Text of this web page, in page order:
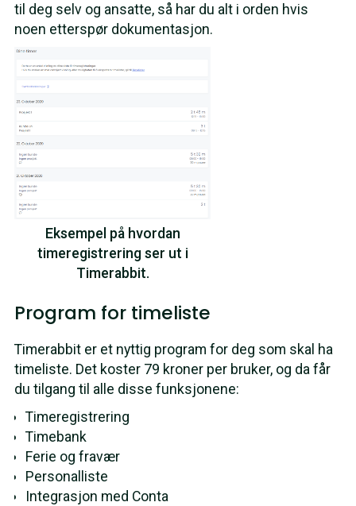
til deg selv og ansatte, så har du alt i orden hvis
noen etterspør dokumentasjon.
Eksempel på hvordan
timeregistrering ser ut i
Timerabbit.
Program for timeliste
Timerabbit er et nyttig program for deg som skal ha
timeliste. Det koster 79 kroner per bruker, og da får
du tilgang til alle disse funksjonene:
Timeregistrering
Timebank
Ferie og fravær
Personalliste
Integrasjon med Conta